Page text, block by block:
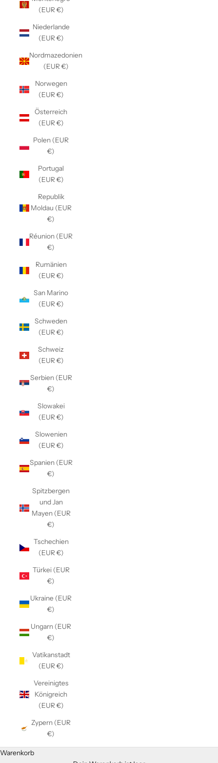
(EUR €)
Niederlande
(EUR €)
Nordmazedonien
(EUR €)
Norwegen
(EUR €)
Österreich
(EUR €)
Polen (EUR
€)
Portugal
(EUR €)
Republik
Moldau (EUR
€)
Réunion (EUR
€)
Rumänien
(EUR €)
San Marino
(EUR €)
Schweden
(EUR €)
Schweiz
(EUR €)
Serbien (EUR
€)
Slowakei
(EUR €)
Slowenien
(EUR €)
Spanien (EUR
€)
Spitzbergen
und Jan
Mayen (EUR
€)
Tschechien
(EUR €)
Türkei (EUR
€)
Ukraine (EUR
€)
Ungarn (EUR
€)
Vatikanstadt
(EUR €)
Vereinigtes
Königreich
(EUR €)
Zypern (EUR
€)
Warenkorb